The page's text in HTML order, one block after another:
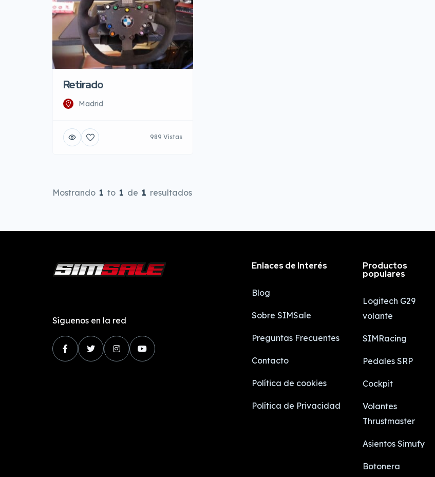
Retirado
Madrid
989 Vistas
Mostrando 1 to 1 de 1 resultados
Síguenos en la red
Enlaces de Interés
Blog
Sobre SIMSale
Preguntas Frecuentes
Contacto
Política de cookies
Política de Privacidad
Productos
populares
Logitech G29
volante
SIMRacing
Pedales SRP
Cockpit
Volantes
Thrustmaster
Asientos Simufy
Botonera